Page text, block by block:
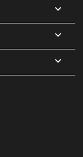


